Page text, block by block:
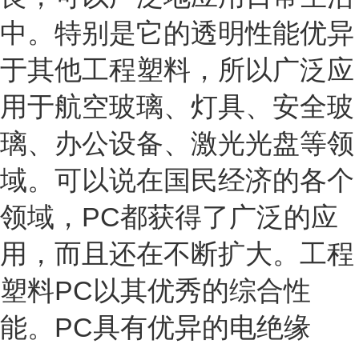
中。特别是它的透明性能优异
于其他工程塑料，所以广泛应
用于航空玻璃、灯具、安全玻
璃、办公设备、激光光盘等领
域。可以说在国民经济的各个
领域，PC都获得了广泛的应
用，而且还在不断扩大。工程
塑料PC以其优秀的综合性
能。PC具有优异的电绝缘